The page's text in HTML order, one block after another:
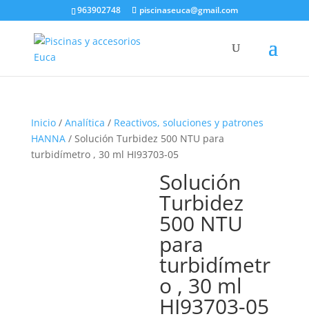
963902748 piscinaseuca@gmail.com
Inicio/ Analítica / Reactivos, soluciones y patrones
HANNA/ Solución Turbidez 500 NTU para
turbidímetro , 30 ml HI93703-05
Solución
Turbidez
500 NTU
para
turbidímetr
o , 30 ml
HI93703-05